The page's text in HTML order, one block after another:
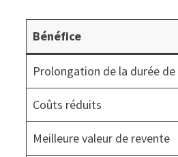
Bénéfice
Prolongation de la durée de
Coûts réduits
Meilleure valeur de revente